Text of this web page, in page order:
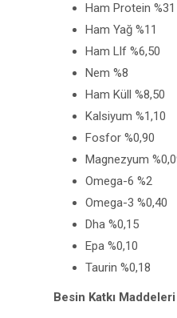
Ham Protein %31
Ham Yağ %11
Ham Llf %6,50
Nem %8
Ham Küll %8,50
Kalsiyum %1,10
Fosfor %0,90
Magnezyum
Omega-6 %2
Omega-3 %0,40
Dha %0,15
Epa %0,10
Taurin %0,18
Besin Katkı Maddeleri